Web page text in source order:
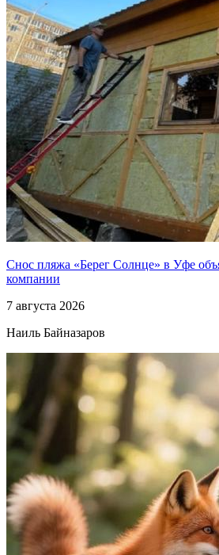
Снос пляжа «Берег Солнце» в Уфе
компании
7 августа 2026
Наиль Байназаров